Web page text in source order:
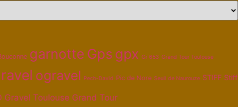
garnotte Gps gpx Gr 653 Grand Tour Toulouse
ogravel Pech-David Pic de Nore Seuil de Naurouze STIFF Stiff
Gravel Toulouse Grand Tour